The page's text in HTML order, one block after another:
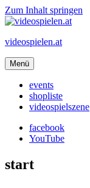
Zum Inhalt springen
videospielen.at
Menü
events
shopliste
videospielszene
facebook
YouTube
start